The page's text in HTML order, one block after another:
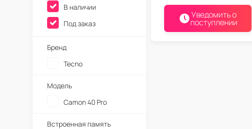
Уведомить о
поступлении
В наличии
Под заказ
Бренд
Tecno
Модель
Camon 40 Pro
Встроенная память